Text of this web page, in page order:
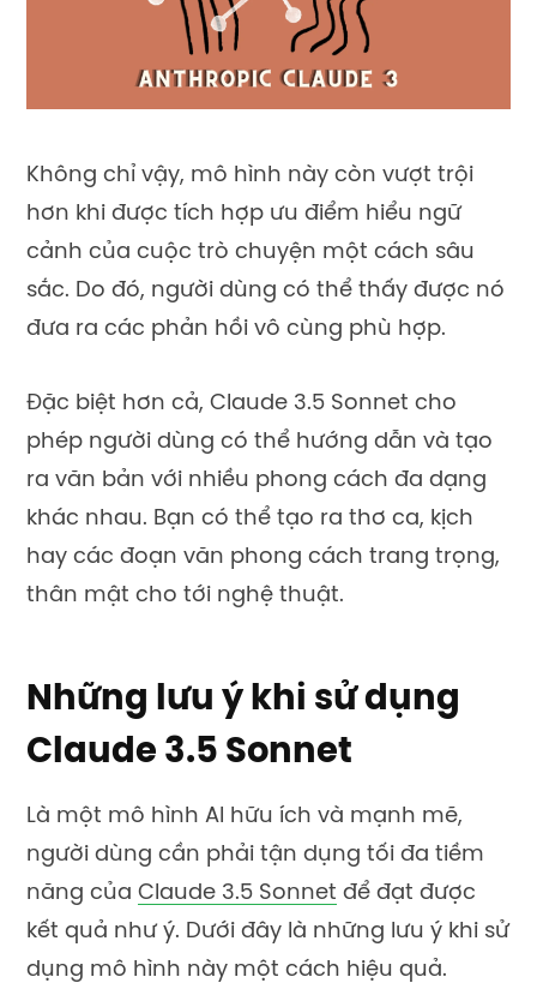
Không chỉ vậy, mô hình này còn vượt trội
hơn khi được tích hợp ưu điểm hiểu ngữ
cảnh của cuộc trò chuyện một cách sâu
sắc. Do đó, người dùng có thể thấy được nó
đưa ra các phản hồi vô cùng phù hợp.
Đặc biệt hơn cả, Claude 3.5 Sonnet cho
phép người dùng có thể hướng dẫn và tạo
ra văn bản với nhiều phong cách đa dạng
khác nhau. Bạn có thể tạo ra thơ ca, kịch
hay các đoạn văn phong cách trang trọng,
thân mật cho tới nghệ thuật.
Những lưu ý khi sử dụng
Claude 3.5 Sonnet
Là một mô hình AI hữu ích và mạnh mẽ,
người dùng cần phải tận dụng tối đa tiềm
năng của Claude 3.5 Sonnet để đạt được
kết quả như ý. Dưới đây là những lưu ý khi sử
dụng mô hình này một cách hiệu quả.